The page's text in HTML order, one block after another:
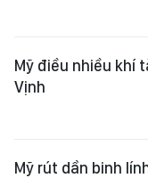
Mỹ điều nhiều khí
Vịnh
Mỹ rút dần binh